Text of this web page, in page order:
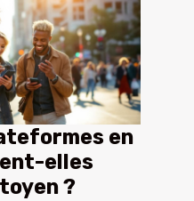
en
elles
?